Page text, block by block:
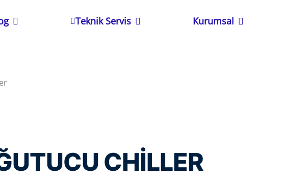
Open Blog Teknik Servis Open Teknik ServisKurumsal Open
CHILLER